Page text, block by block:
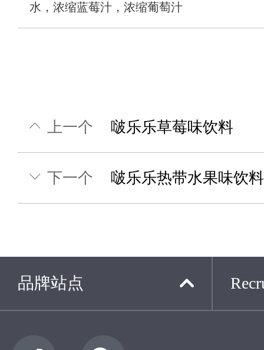
水，浓缩蓝莓汁，浓缩葡萄汁
上一个 啵乐乐草莓味饮料
下一个 啵乐乐热带水果味饮料
品牌站点